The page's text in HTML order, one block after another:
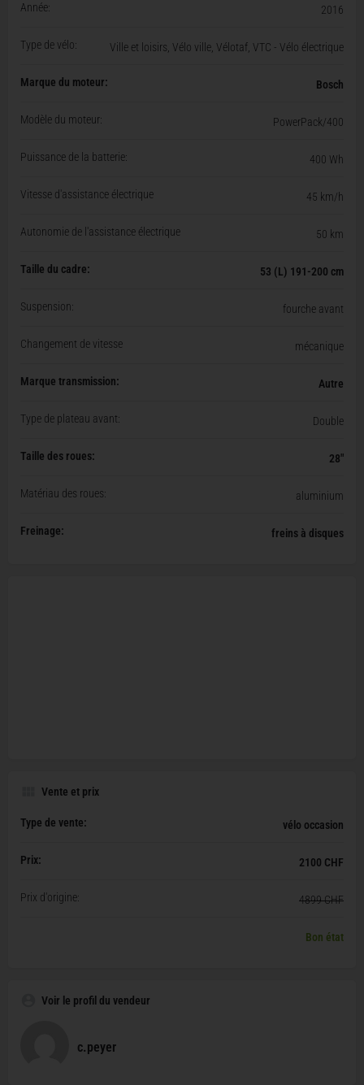
Année: 2016
Type de vélo: Ville et loisirs, Vélo ville, Vélotaf, VTC - Vélo électrique
Marque du moteur: Bosch
Modèle du moteur: PowerPack/400
Puissance de la batterie: 400 Wh
Vitesse d'assistance électrique 45 km/h
Autonomie de l'assistance électrique 50 km
Taille du cadre: 53 (L) 191-200 cm
Suspension: fourche avant
Changement de vitesse mécanique
Marque transmission: Autre
Type de plateau avant: Double
Taille des roues: 28"
Matériau des roues: aluminium
Freinage: freins à disques
Vente et prix
Type de vente: vélo occasion
Prix: 2100 CHF
Prix d'origine: 4899 CHF
Bon état
Voir le profil du vendeur
c.peyer